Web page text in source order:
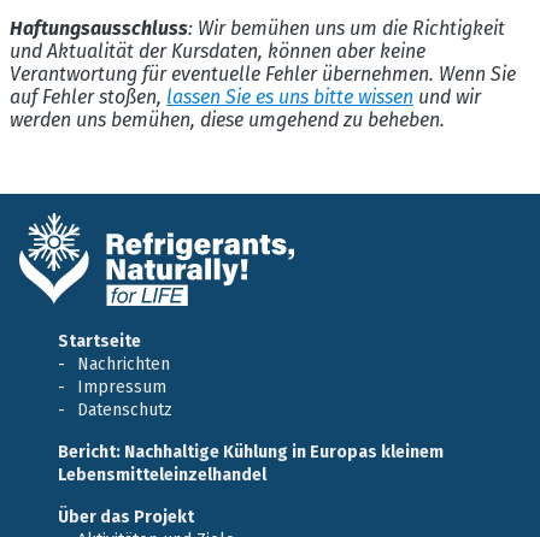
Haftungsausschluss: Wir bemühen uns um die Richtigkeit
und Aktualität der Kursdaten, können aber keine
Verantwortung für eventuelle Fehler übernehmen. Wenn Sie
auf Fehler stoßen, lassen Sie es uns bitte wissen und wir
werden uns bemühen, diese umgehend zu beheben.
Startseite
Nachrichten
Impressum
Datenschutz
Bericht: Nachhaltige Kühlung in Europas kleinem
Lebensmitteleinzelhandel
Über das Projekt